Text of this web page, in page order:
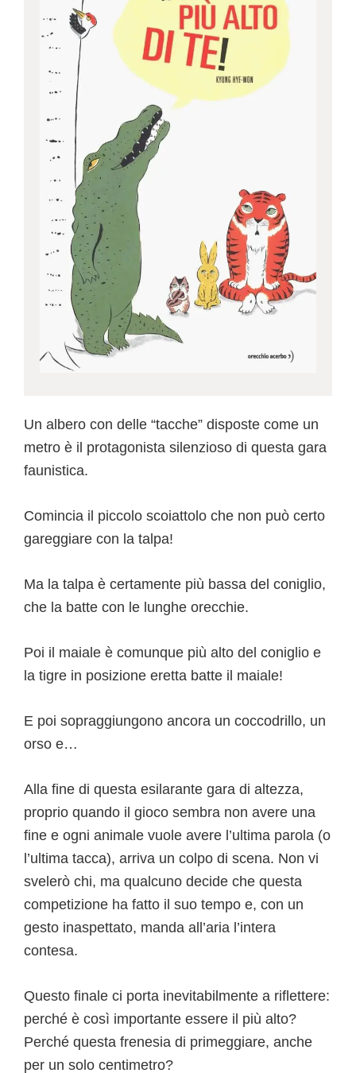
Un albero con delle “tacche” disposte come un
metro è il protagonista silenzioso di questa gara
faunistica.
Comincia il piccolo scoiattolo che non può certo
gareggiare con la talpa!
Ma la talpa è certamente più bassa del coniglio,
che la batte con le lunghe orecchie.
Poi il maiale è comunque più alto del coniglio e
la tigre in posizione eretta batte il maiale!
E poi sopraggiungono ancora un coccodrillo, un
orso e…
Alla fine di questa esilarante gara di altezza,
proprio quando il gioco sembra non avere una
fine e ogni animale vuole avere l’ultima parola (o
l’ultima tacca), arriva un colpo di scena. Non vi
svelerò chi, ma qualcuno decide che questa
competizione ha fatto il suo tempo e, con un
gesto inaspettato, manda all’aria l’intera
contesa.
Questo finale ci porta inevitabilmente a riflettere:
perché è così importante essere il più alto?
Perché questa frenesia di primeggiare, anche
per un solo centimetro?